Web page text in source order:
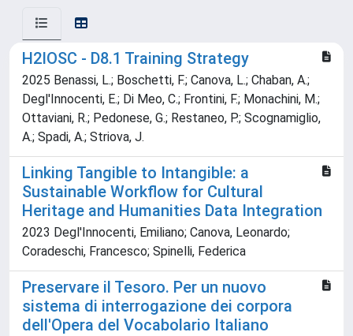
H2IOSC - D8.1 Training Strategy
2025 Benassi, L.; Boschetti, F.; Canova, L.; Chaban, A.;
Degl'Innocenti, E.; Di Meo, C.; Frontini, F.; Monachini, M.;
Ottaviani, R.; Pedonese, G.; Restaneo, P.; Scognamiglio,
A.; Spadi, A.; Striova, J.
Linking Tangible to Intangible: a
Sustainable Workflow for Cultural
Heritage and Humanities Data Integration
2023 Degl'Innocenti, Emiliano; Canova, Leonardo;
Coradeschi, Francesco; Spinelli, Federica
Preservare il Tesoro. Per un nuovo
sistema di interrogazione dei corpora
dell'Opera del Vocabolario Italiano